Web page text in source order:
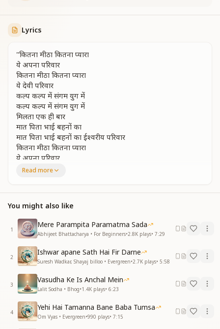
Lyrics
"कितना मीठा कितना प्यारा
ये अपना परिवार
कितना मीठा कितना प्यारा
ये देवी परिवार
कल्प कल्प में संगम युग में
कल्प कल्प में संगम युग में
मिलता एक ही बार
मात पिता भाई बहनों का
मात पिता भाई बहनों का ईश्वरीय परिवार
कितना मीठा कितना प्यारा
ये अपना परिवार
कितना मीठा कितना प्यारा
बाबा के संग देवी कुल ये मस्त मगन हो गाता है
धरती नगमे गाती है
अंबर फूल बिछाता है
बाबा के संग देवी कुल ये मस्त मगन हो गाता है
वाह री बाबा वाह री बच्चे
वाह री बाबा वाह री बच्चे
गाती है यही बहार
कितना मीठा कितना प्यारा
ये अपना परिवार
कितना मीठा कितना प्यारा
ये देवी परिवार
झिलमिल करते नभ में जैसे सुंदर दिखते तारे हैं
Read more
You might also like
1
Mere Parampita Paramatma Sada
Abhijeet Bhattacharya • For Beginners•2.8K plays• 7:29
2
Ishwar apane Sath Hai Fir Darne
Suresh Wadkar, Shayaj billoo • Evergreen•2.7K plays• 5:58
3
Vasudha Ke Is Anchal Mein
Lalit Sodha • Bhog•1.4K plays• 6:23
4
Yehi Hai Tamanna Bane Baba Tumsa
Om Vyas • Evergreen•990 plays• 7:15